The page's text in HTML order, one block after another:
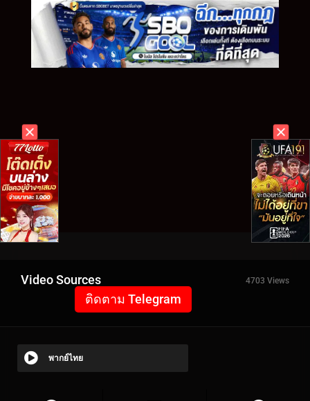
Video Sources 4703 Views
ติดตาม Telegram
พากย์ไทย